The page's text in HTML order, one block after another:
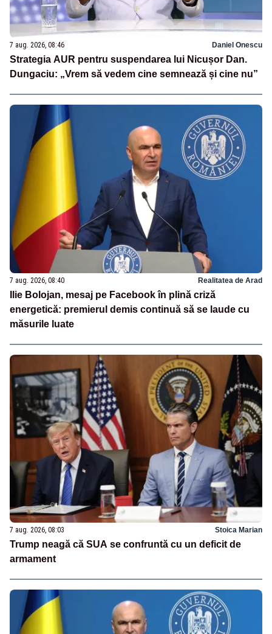
7 aug. 2026, 08:46 Daniel Onescu
Strategia AUR pentru suspendarea lui Nicușor Dan.
Dungaciu: „Vrem să vedem cine semnează și cine nu”
7 aug. 2026, 08:40 Realitatea de Arad
Ilie Bolojan, mesaj pe Facebook în plină criză
energetică: premierul demis continuă să se laude cu
măsurile luate
7 aug. 2026, 08:03 Stoica Marian
Trump neagă că SUA se confruntă cu un deficit de
armament